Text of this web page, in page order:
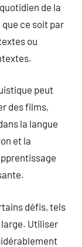
de la
ce soit par
ou
peut
des films,
la langue
et la
défis, tels
Utiliser